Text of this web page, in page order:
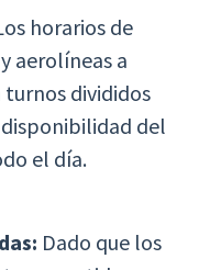
horarios de
aerolíneas a
divididos
del
el día.
Dado que los